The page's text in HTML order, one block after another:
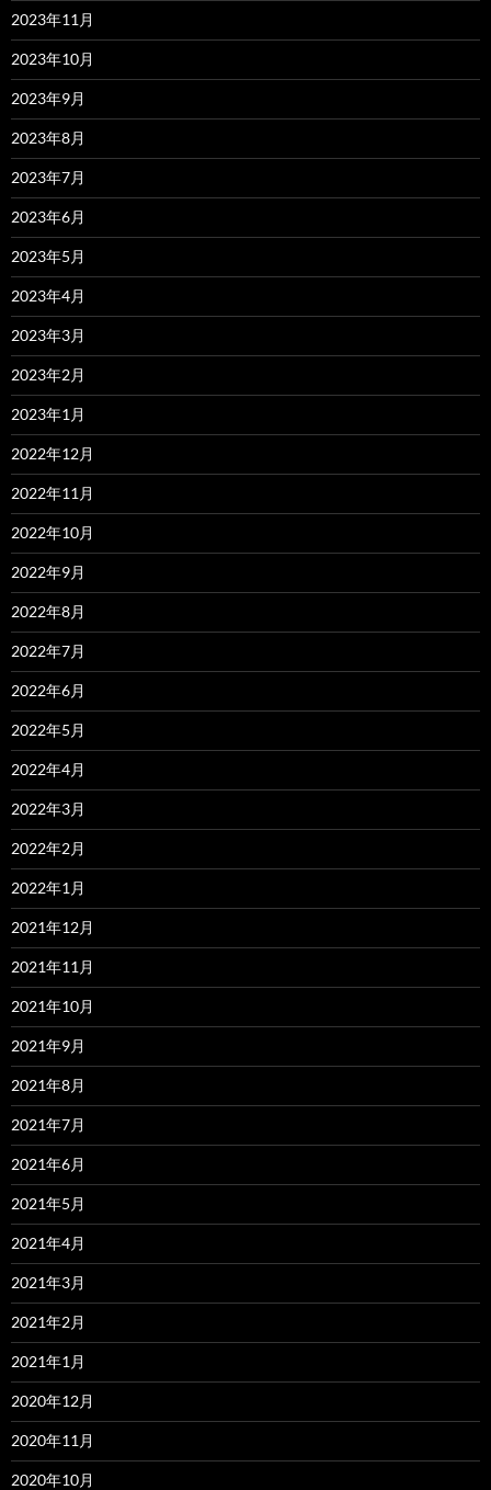
2023年11月
2023年10月
2023年9月
2023年8月
2023年7月
2023年6月
2023年5月
2023年4月
2023年3月
2023年2月
2023年1月
2022年12月
2022年11月
2022年10月
2022年9月
2022年8月
2022年7月
2022年6月
2022年5月
2022年4月
2022年3月
2022年2月
2022年1月
2021年12月
2021年11月
2021年10月
2021年9月
2021年8月
2021年7月
2021年6月
2021年5月
2021年4月
2021年3月
2021年2月
2021年1月
2020年12月
2020年11月
2020年10月